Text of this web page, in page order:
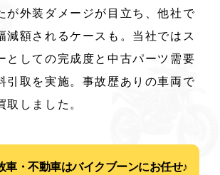
が外装ダメージが目立ち、他社で
減額されるケースも。当社ではス
としての完成度と中古パーツ需要
引取を実施。事故歴ありの車両で
取しました。
車・不動車はバイクブーンにお任せ♪